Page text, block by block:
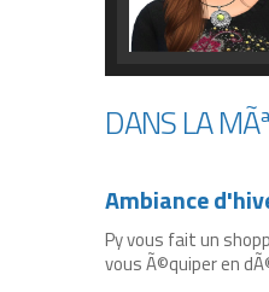
DANS LA
09/01/2018
Ambiance
Py vous fait un
vous Ã©quiper en